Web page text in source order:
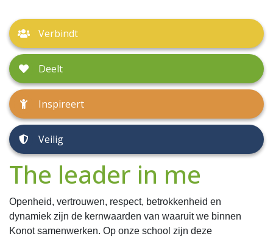
Verbindt
Deelt
Inspireert
Veilig
The leader in me
Openheid, vertrouwen, respect, betrokkenheid en
dynamiek zijn de kernwaarden van waaruit we binnen
Konot samenwerken. Op onze school zijn deze